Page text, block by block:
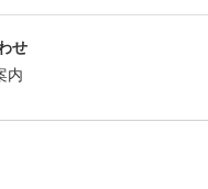
せ
内